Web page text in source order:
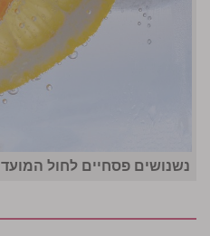
נשנושים פסחיים לחול המועד